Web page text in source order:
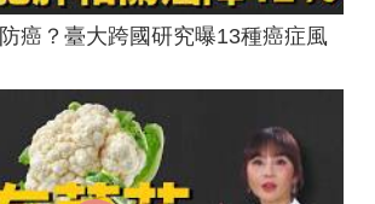
癌？臺大跨國研究曝13種癌症風